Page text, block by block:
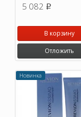
5 082 p
В корзину
Отложить
Новинка